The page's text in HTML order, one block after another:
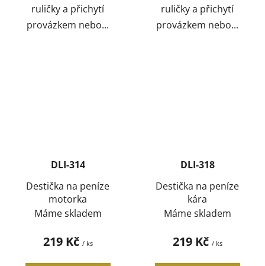
ruličky a přichytí
provázkem nebo...
ruličky a přichytí
provázkem nebo...
DLI-314
Destička na peníze
motorka
Máme skladem
219 Kč / ks
DLI-318
Destička na peníze
kára
Máme skladem
219 Kč / ks